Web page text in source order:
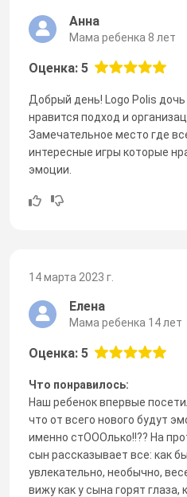
Анна
Мама ребенка 8 лет
Оценка: 5
Добрый день! Logo Polis
нравится подход и
Замечательное место где
интересные игры которые
эмоции.
14 марта 2023 г.
Елена
Мама ребенка 14 лет
Оценка: 5
Что понравилось:
Наш ребенок впервые
что от всего нового будут
именно стОООлько!!?? На
сын рассказывает все: как
увлекательно, необычно,
вижу как у сына горят глаза,